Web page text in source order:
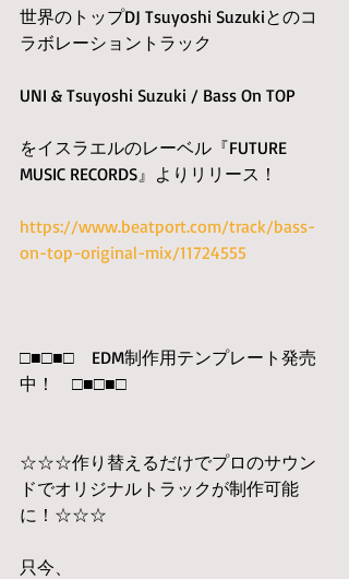
世界のトップDJ Tsuyoshi Suzukiとのコ
ラボレーショントラック
UNI & Tsuyoshi Suzuki / Bass On TOP
をイスラエルのレーベル『FUTURE
MUSIC RECORDS』よりリリース！
https://www.beatport.com/track/bass-
on-top-original-mix/11724555
□■□■□　EDM制作用テンプレート発売
中！　□■□■□
☆☆☆作り替えるだけでプロのサウン
ドでオリジナルトラックが制作可能
に！☆☆☆
只今、